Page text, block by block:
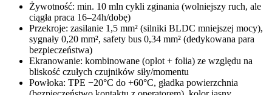
Żywotność: min. 10 mln cykli zginania (wolniejszy ruch, ale
ciągła praca 16–24h/dobę)
Przekroje: zasilanie 1,5 mm² (silniki BLDC mniejszej mocy),
sygnały 0,20 mm², safety bus 0,34 mm² (dedykowana para
bezpieczeństwa)
Ekranowanie: kombinowane (oplot + folia) ze względu na
bliskość czułych czujników siły/momentu
Powłoka: TPE −20°C do +60°C, gładka powierzchnia